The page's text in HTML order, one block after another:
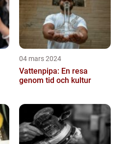
04 mars 2024
Vattenpipa: En resa
genom tid och kultur